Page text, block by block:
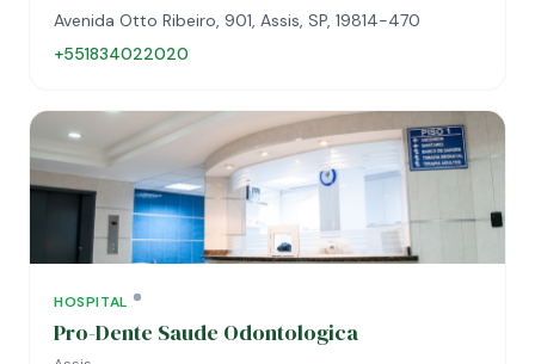
Avenida Otto Ribeiro, 901, Assis, SP, 19814-470
+551834022020
HOSPITAL
Pro-Dente Saude Odontologica